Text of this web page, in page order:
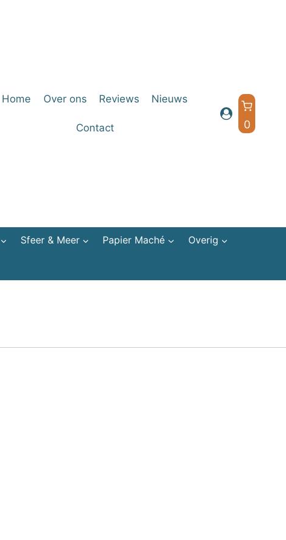
Home Over ons Reviews Nieuws
Contact 0
Sfeer & Meer Papier Maché Overig